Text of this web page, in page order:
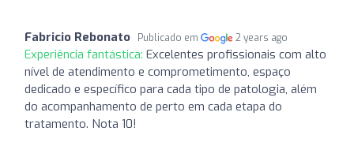
Fabricio Rebonato Publicado em 2 years ago
Experiência fantástica: Excelentes profissionais com alto
nível de atendimento e comprometimento, espaço
dedicado e específico para cada tipo de patologia, além
do acompanhamento de perto em cada etapa do
tratamento. Nota 10!